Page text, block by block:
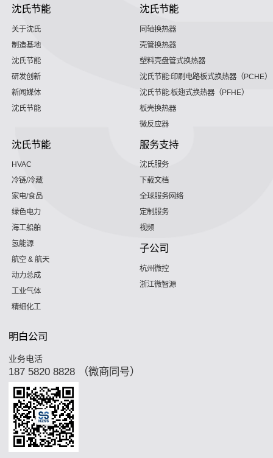
沈氏节能
关于沈氏
制造基地
沈氏节能
研发创新
新闻媒体
沈氏节能
沈氏节能
同轴换热器
壳管换热器
塑料壳盘管式换热器
沈氏节能:印刷电路板式换热器（PCHE）
沈氏节能:板翅式换热器（PFHE）
板壳换热器
微反应器
沈氏节能
HVAC
冷链/冷藏
家电/食品
绿色电力
海工船舶
氢能源
航空 & 航天
动力总成
工业气体
精细化工
服务支持
沈氏服务
下载文档
全球服务网络
定制服务
视频
子公司
杭州微控
浙江微智源
明白公司
业务电活
187 5820 8828 （微商同号）